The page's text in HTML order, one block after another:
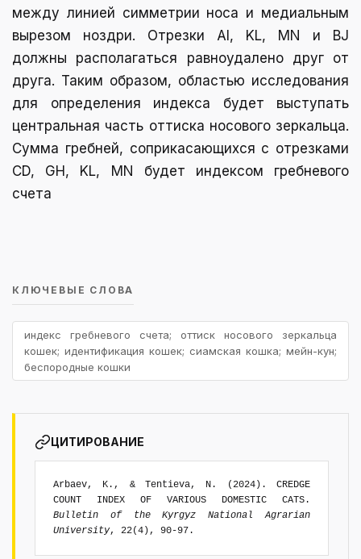
между линией симметрии носа и медиальным
вырезом ноздри. Отрезки AI, KL, MN и BJ
должны располагаться равноудалено друг от
друга. Таким образом, областью исследования
для определения индекса будет выступать
центральная часть оттиска носового зеркальца.
Сумма гребней, соприкасающихся с отрезками
CD, GH, KL, MN будет индексом гребневого
счета
КЛЮЧЕВЫЕ СЛОВА
индекс гребневого счета; оттиск носового зеркальца
кошек; идентификация кошек; сиамская кошка; мейн-кун;
беспородные кошки
ЦИТИРОВАНИЕ
Arbaev, K., & Tentieva, N. (2024). CREDGE
COUNT INDEX OF VARIOUS DOMESTIC CATS.
Bulletin of the Kyrgyz National Agrarian
University, 22(4), 90-97.